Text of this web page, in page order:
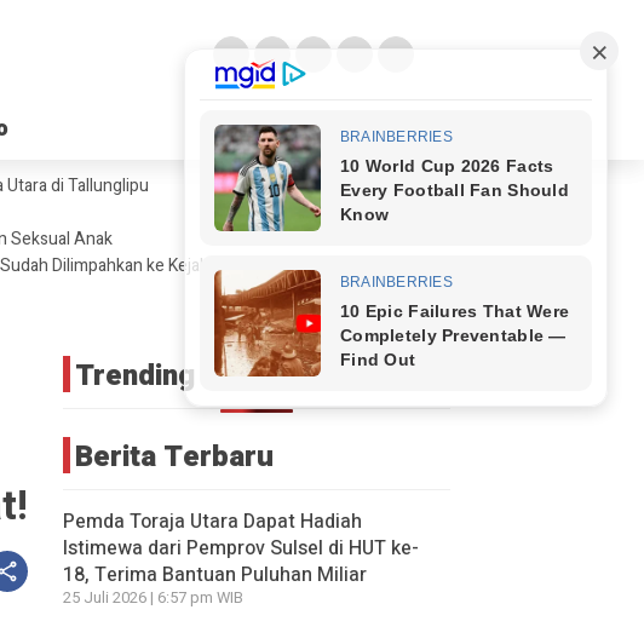
di Tallunglipu
Seksual Anak
Dilimpahkan ke Kejaksaan
Trending
Berita Terbaru
Pemda Toraja Utara Dapat Hadiah
Istimewa dari Pemprov Sulsel di HUT ke-
18, Terima Bantuan Puluhan Miliar
25 Juli 2026 | 6:57 pm WIB